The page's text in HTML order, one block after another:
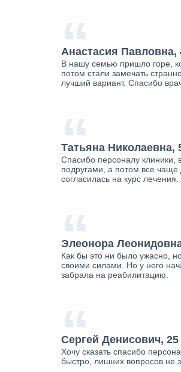
“
Анастасия Павловна,
В нашу семью пришло горе,
потом стали замечать
лучший вариант. Спасибо
“
Татьяна Николаевна,
Спасибо персоналу клиники,
подругами, а потом все чаще
согласилась на курс лечения.
“
Элеонора
Как бы это ни было ужасно,
своими силами. Но у него
забрала на реабилитацию.
“
Сергей Денисович,
Хочу сказать спасибо
быстро, лишних вопросов не